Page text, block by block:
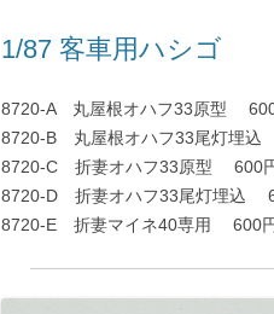
1/87 客車用ハシゴ
8720-A 丸屋根オハフ33原型
8720-B 丸屋根オハフ33尾灯埋
8720-C 折妻オハフ33原型 600
8720-D 折妻オハフ33尾灯埋込
8720-E 折妻マイネ40専用 600